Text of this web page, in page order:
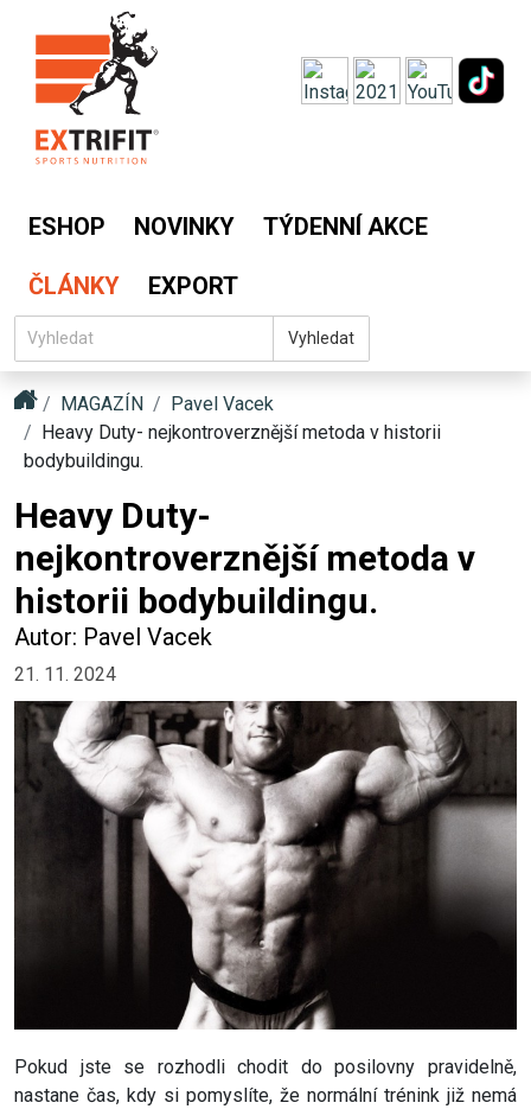
ESHOP NOVINKY TÝDENNÍ AKCE
ČLÁNKY EXPORT
Vyhledat
MAGAZÍN
Pavel Vacek
Heavy Duty- nejkontroverznější metoda v historii
bodybuildingu.
Heavy Duty-
nejkontroverznější metoda v
historii bodybuildingu.
Autor: Pavel Vacek
21. 11. 2024
Pokud jste se rozhodli chodit do posilovny pravidelně,
nastane čas, kdy si pomyslíte, že normální trénink již nemá